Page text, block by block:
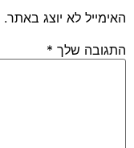
האימייל לא יוצג באתר.
התגובה שלך *